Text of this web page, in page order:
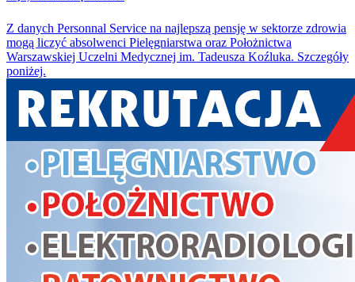
Z danych Personnal Service na najlepszą pensję w sektorze zdrowia
mogą liczyć absolwenci Pielęgniarstwa oraz Położnictwa
Warszawskiej Uczelni Medycznej im. Tadeusza Koźluka. Szczegóły
poniżej.